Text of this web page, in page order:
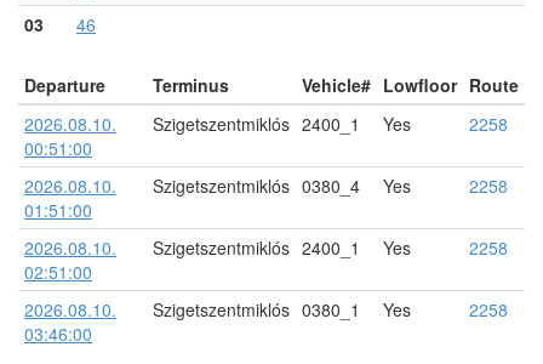
03
46
Departure Terminus Vehicle# Lowfloor Route
2026.08.10.
00:51:00
Szigetszentmiklós 2400_1 Yes 2258
2026.08.10.
01:51:00
Szigetszentmiklós 0380_4 Yes 2258
2026.08.10.
02:51:00
Szigetszentmiklós 2400_1 Yes 2258
2026.08.10.
03:46:00
Szigetszentmiklós 0380_1 Yes 2258